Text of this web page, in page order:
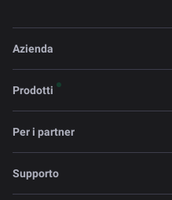
Azienda
Prodotti
Per i partner
Supporto